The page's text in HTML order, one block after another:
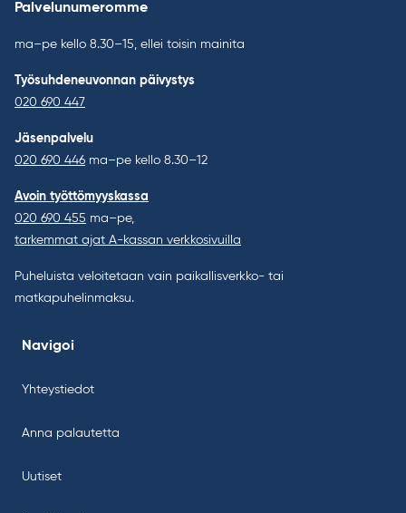
Palvelunumeromme
ma–pe kello 8.30–15, ellei toisin mainita
Työsuhdeneuvonnan päivystys
020 690 447
Jäsenpalvelu
020 690 446 ma–pe kello 8.30–12
Avoin työttömyyskassa
020 690 455 ma–pe,
tarkemmat ajat A-kassan verkkosivuilla
Puheluista veloitetaan vain paikallisverkko- tai
matkapuhelinmaksu.
Navigoi
Yhteystiedot
Anna palautetta
Uutiset